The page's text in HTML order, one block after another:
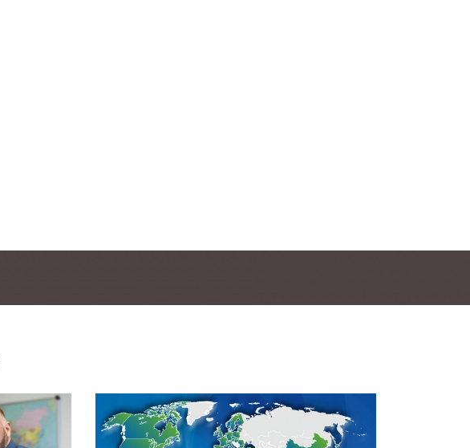
Ihr Kontakt vor Ort